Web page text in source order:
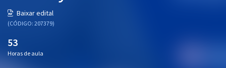
Baixar edital
(CÓDIGO: 207379)
53
Horas de aula